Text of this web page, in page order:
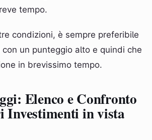
tempo.
condizioni, è sempre preferibile
un punteggio alto e quindi che
in brevissimo tempo.
Elenco e Confronto
in vista